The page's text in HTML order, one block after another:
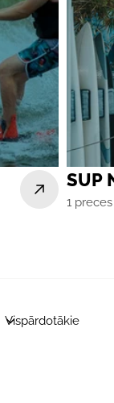
SUP
1 preces